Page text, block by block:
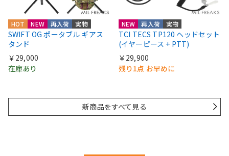
HOT NEW 再入荷 実物
SWIFT OG ポータブル ギアス
タンド
￥29,000
在庫あり
NEW 再入荷 実物
TCI TECS TP120 ヘッドセット
(イヤーピース + PTT)
￥29,900
残り1点 お早めに
新商品をすべて見る